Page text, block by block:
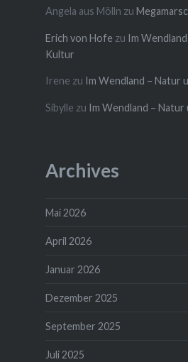
Angela aus Mölln zu
Erich von Hofe zu Im
Kultur
Irene zu Im Wendland – Natur
Sibylle zu Im Wendland –
Archives
Mai 2026
April 2026
Januar 2026
Dezember 2025
September 2025
Juli 2025